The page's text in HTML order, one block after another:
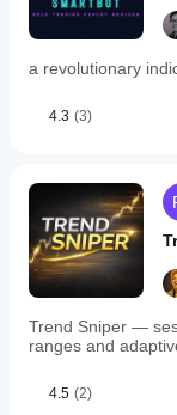
a revolutionary
4.3 (3)
Trend Sniper —
ranges and
4.5 (2)